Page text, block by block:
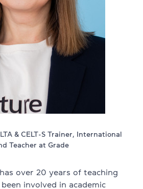
RU
Maps
& CELT-S Trainer, International
Teacher at Grade
over 20 years of teaching
involved in academic